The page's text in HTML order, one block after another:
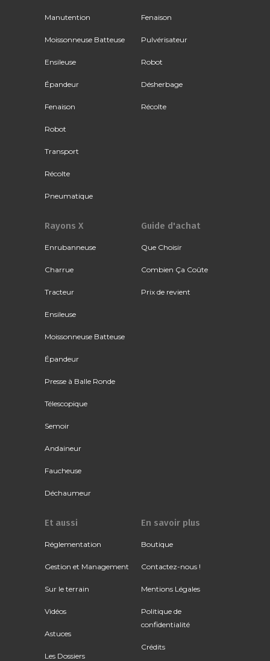
Manutention
Moissonneuse Batteuse
Ensileuse
Épandeur
Fenaison
Robot
Transport
Récolte
Pneumatique
Fenaison
Pulvérisateur
Robot
Désherbage
Récolte
Rayons X
Enrubanneuse
Charrue
Tracteur
Ensileuse
Moissonneuse Batteuse
Épandeur
Presse à Balle Ronde
Télescopique
Semoir
Andaineur
Faucheuse
Déchaumeur
Guide d'achat
Que Choisir
Combien Ça Coûte
Prix de revient
Et aussi
Réglementation
Gestion et Management
Sur le terrain
Vidéos
Astuces
Les Dossiers
En savoir plus
Boutique
Contactez-nous !
Mentions Légales
Politique de
confidentialité
Crédits